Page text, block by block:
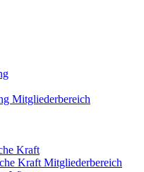
Mitgliederbereich
Kraft
Kraft Mitgliederbereich